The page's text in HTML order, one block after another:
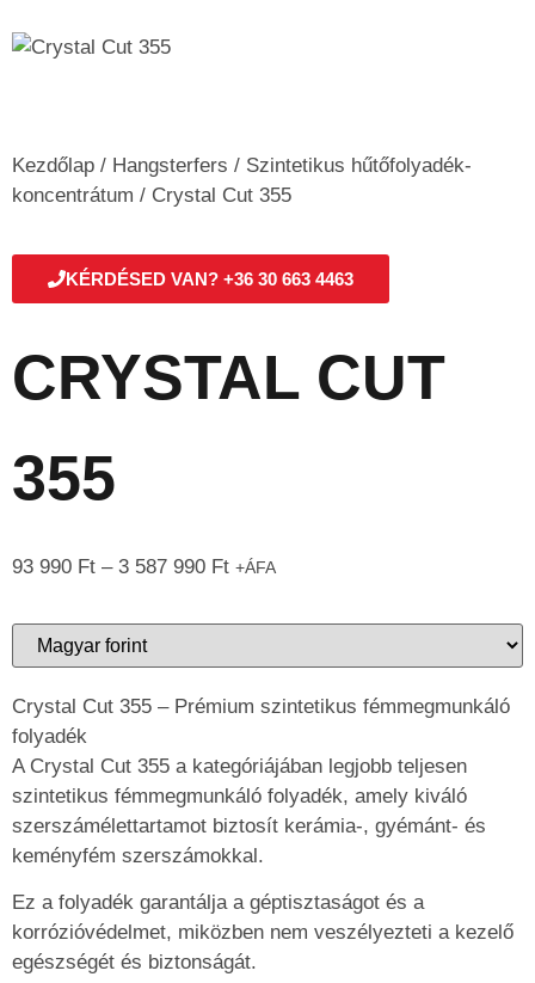
Kezdőlap / Hangsterfers / Szintetikus hűtőfolyadék-
koncentrátum / Crystal Cut 355
KÉRDÉSED VAN? +36 30 663 4463
CRYSTAL CUT
355
93 990 Ft – 3 587 990 Ft +ÁFA
Crystal Cut 355 – Prémium szintetikus fémmegmunkáló
folyadék
A Crystal Cut 355 a kategóriájában legjobb teljesen
szintetikus fémmegmunkáló folyadék, amely kiváló
szerszámélettartamot biztosít kerámia-, gyémánt- és
keményfém szerszámokkal.
Ez a folyadék garantálja a géptisztaságot és a
korrózióvédelmet, miközben nem veszélyezteti a kezelő
egészségét és biztonságát.